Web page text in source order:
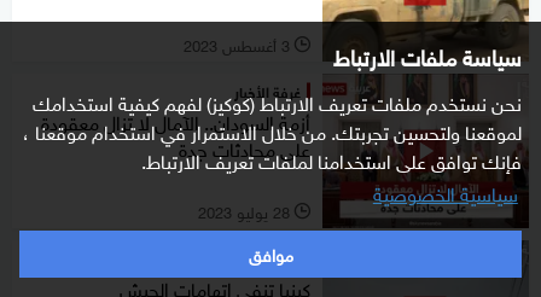
سياسة ملفات الارتباط
نحن نستخدم ملفات تعريف الارتباط (كوكيز) لفهم كيفية استخدامك
لموقعنا ولتحسين تجربتك. من خلال الاستمرار في استخدام موقعنا ،
فإنك توافق على استخدامنا لملفات تعريف الارتباط.
سياسية الخصوصية
موافق
l 3 أغسطس 2023
غرفة الأخبار
أزمة السودان.. الآمال لا تزال معقودة
على محادثات جدة
l 28 يوليو 2023
غرفة الأخبار
كينيا تنفي اتهامات الجيش